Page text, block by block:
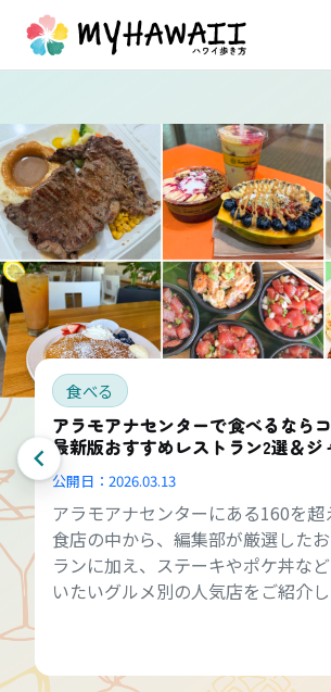
食べる
アラモアナセンターで食べるなら
最新版おすすめレストラン2選＆ジ
公開日： 2026.03.13
アラモアナセンターにある160を
食店の中から、編集部が厳選した
ランに加え、ステーキやポケ丼な
いたいグルメ別の人気店をご紹介し